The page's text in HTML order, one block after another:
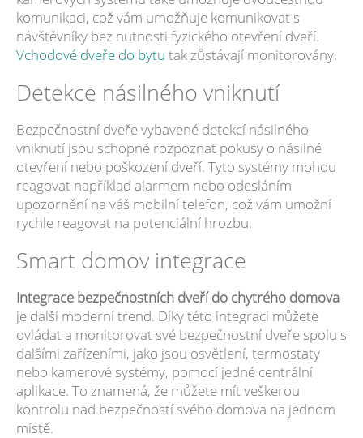
komunikaci, což vám umožňuje komunikovat s
návštěvníky bez nutnosti fyzického otevření dveří.
Vchodové dveře do bytu tak zůstávají monitorovány.
Detekce násilného vniknutí
Bezpečnostní dveře vybavené detekcí násilného
vniknutí jsou schopné rozpoznat pokusy o násilné
otevření nebo poškození dveří. Tyto systémy mohou
reagovat například alarmem nebo odesláním
upozornění na váš mobilní telefon, což vám umožní
rychle reagovat na potenciální hrozbu.
Smart domov integrace
Integrace bezpečnostních dveří do chytrého domova
je další moderní trend. Díky této integraci můžete
ovládat a monitorovat své bezpečnostní dveře spolu s
dalšími zařízeními, jako jsou osvětlení, termostaty
nebo kamerové systémy, pomocí jedné centrální
aplikace. To znamená, že můžete mít veškerou
kontrolu nad bezpečností svého domova na jednom
místě.